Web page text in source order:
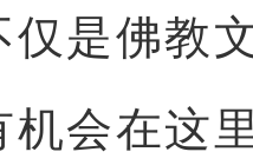
仅是佛教
机会在这